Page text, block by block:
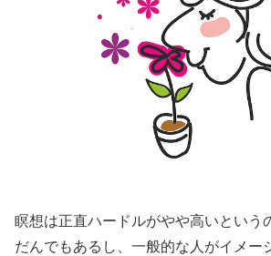
瞑想は正直ハードルがやや高いという
だんでもあるし、一般的な人がイメー